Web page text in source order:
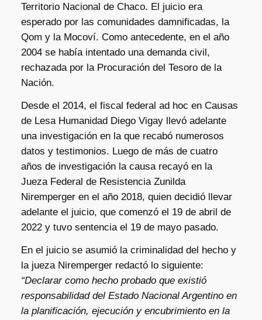
Territorio Nacional de Chaco. El juicio era
esperado por las comunidades damnificadas, la
Qom y la Mocoví. Como antecedente, en el año
2004 se había intentado una demanda civil,
rechazada por la Procuración del Tesoro de la
Nación.
Desde el 2014, el fiscal federal ad hoc en Causas
de Lesa Humanidad Diego Vigay llevó adelante
una investigación en la que recabó numerosos
datos y testimonios. Luego de más de cuatro
años de investigación la causa recayó en la
Jueza Federal de Resistencia Zunilda
Niremperger en el año 2018, quien decidió llevar
adelante el juicio, que comenzó el 19 de abril de
2022 y tuvo sentencia el 19 de mayo pasado.
En el juicio se asumió la criminalidad del hecho y
la jueza Niremperger redactó lo siguiente:
“Declarar como hecho probado que existió
responsabilidad del Estado Nacional Argentino en
la planificación, ejecución y encubrimiento en la